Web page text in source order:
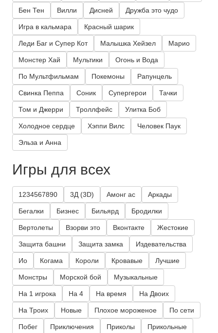
Бен Тен Вилли Дисней Дружба это чудо
Игра в кальмара Красный шарик
Леди Баг и Супер Кот Малышка Хейзел Марио
Монстер Хай Мультики Огонь и Вода
По Мультфильмам Покемоны Рапунцель
Свинка Пеппа Соник Супергерои Тачки
Том и Джерри Троллфейс Улитка Боб
Холодное сердце Хэппи Вилс Человек Паук
Эльза и Анна
Игры для всех
1234567890 3Д (3D) Амонг ас Аркады
Бегалки Бизнес Бильярд Бродилки
Вертолеты Взорви это Вконтакте Жестокие
Защита башни Защита замка Издевательства
Ио Когама Короли Кровавые Лучшие
Монстры Морской бой Музыкальные
На 1 игрока На 4 На время На Двоих
На Троих Новые Плохое мороженое По сети
Побег Приключения Приколы Прикольные